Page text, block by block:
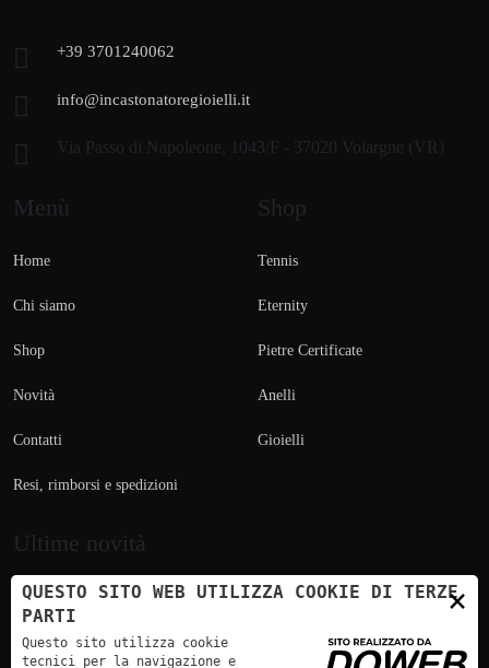
+39 3701240062
info@incastonatoregioielli.it
Via Passo di Napoleone, 1043/F - 37020 Volargne (VR)
Menù
Home
Chi siamo
Shop
Novità
Contatti
Resi, rimborsi e spedizioni
Shop
Tennis
Eternity
Pietre Certificate
Anelli
Gioielli
Ultime novità
×
QUESTO SITO WEB UTILIZZA COOKIE DI TERZE
PARTI
Questo sito utilizza cookie
tecnici per la navigazione e